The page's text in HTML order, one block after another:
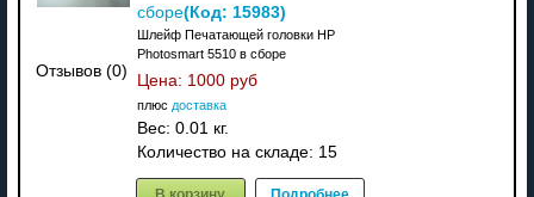
Отзывов (0)
сборе(Код: 15983)
Шлейф Печатающей головки HP
Photosmart 5510 в сборе
Цена: 1000 руб
плюс доставка
Вес: 0.01 кг.
Количество на складе: 15